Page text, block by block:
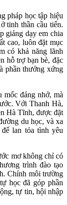
pháp học tập hiệu
tinh thần cầu tiến.
giảng dạy em chia
cao, luôn đặt mục
có khả năng lãnh
hỗ trợ bạn bè, đặc
phần thưởng xứng
mốc đáng nhớ, mà
Với Thanh Hà,
Hà Tĩnh, được đặt
du học, và xa
lan tỏa tình yêu
mơ không chỉ có
trình đào tạo
Chính môi trường
học đã góp phần
tự tin, hội nhập